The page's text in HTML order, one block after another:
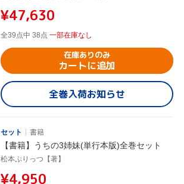
¥47,630
全39点中 38点 一部在庫なし
在庫ありのみ
カートに追加
全巻入荷お知らせ
セット 書籍
【書籍】うちの3姉妹(単行本版)全巻セット
松本ぷりっつ【著】
¥4,950